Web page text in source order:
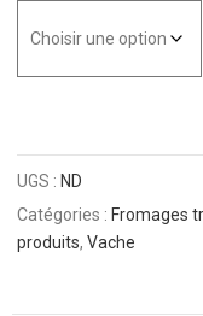
UGS : ND
Catégories : Fromages
produits,Vache